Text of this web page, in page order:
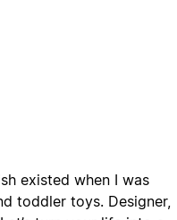
existed when I was
toddler toys. Designer,